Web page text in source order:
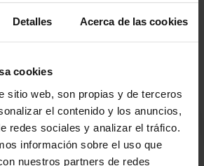
Detalles Acerca de las cookies
cookies
sitio web, son propias y de terceros
el contenido y los anuncios,
redes sociales y analizar el tráfico.
información sobre el uso que
nuestros partners de redes
del club.
de privacidaddel SASKI BASKONIA